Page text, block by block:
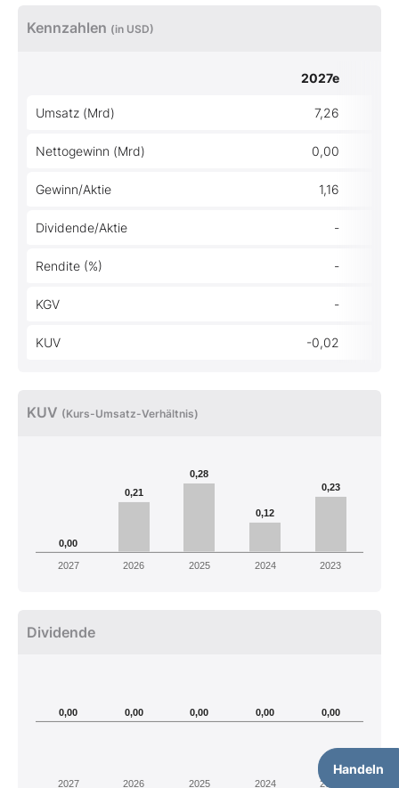
Handeln
Kennzahlen (in USD)
2027e
Umsatz (Mrd) 7,26
Nettogewinn (Mrd) 0,00
Gewinn/Aktie 1,16
Dividende/Aktie -
Rendite (%) -
KGV -
KUV -0,02
KUV (Kurs-Umsatz-Verhältnis)
0,00
0,21
0,28
0,12
0,23
2027 2026 2025 2024 2023
Dividende
0,00 0,00 0,00 0,00 0,00
2027 2026 2025 2024 2023